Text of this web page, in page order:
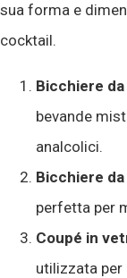
sua forma e
cocktail.
Bicchiere
bevande
analcolici.
Bicchiere
perfetta per
Coupé in
utilizzata per